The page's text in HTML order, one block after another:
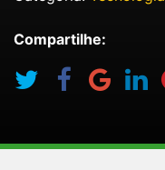
Compartilhe: